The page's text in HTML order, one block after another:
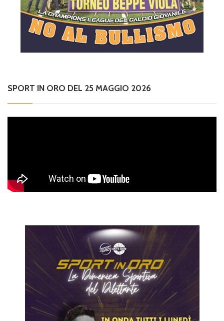
SPORT IN ORO DEL 25 MAGGIO 2026